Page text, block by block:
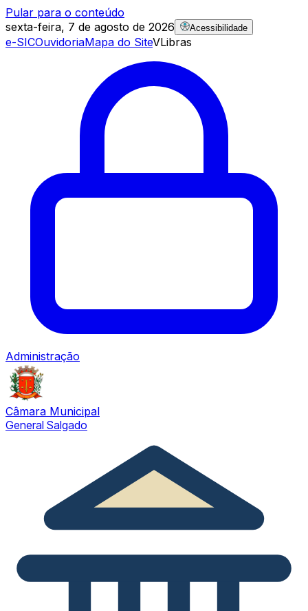
Pular para o conteúdo
sexta-feira, 7 de agosto de 2026
Acessibilidade
e-SICOuvidoriaMapa do SiteVLibras
Administração
Câmara Municipal
General Salgado